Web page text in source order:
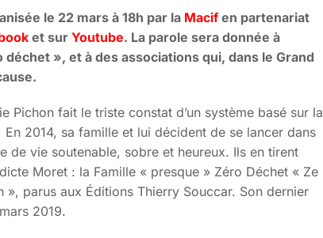
le 22 mars à 18h par la Macifen partenariat
et sur Youtube. La parole sera donnée à
», et à des associations qui, dans le Grand
Pichon fait le triste constat d’un système basé sur la
2014, sa famille et lui décident de se lancer dans
de vie soutenable, sobre et heureux. Ils en tirent
Moret : la Famille « presque » Zéro Déchet « Ze
», parus aux Éditions Thierry Souccar. Son dernier
2019.